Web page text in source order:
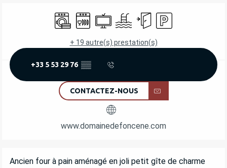
OUVERTURE ET COORDONNÉES
Lave lingeLave vaisselle
TélévisionPiscineEntrée indépendante
Parking
+ 19 autre(s) prestation(s)
+33 5 53 29 76 ▒▒
CONTACTEZ-NOUS
www.domainedefoncene.com
DESCRIPTION
Ancien four à pain aménagé en joli petit gîte de charme